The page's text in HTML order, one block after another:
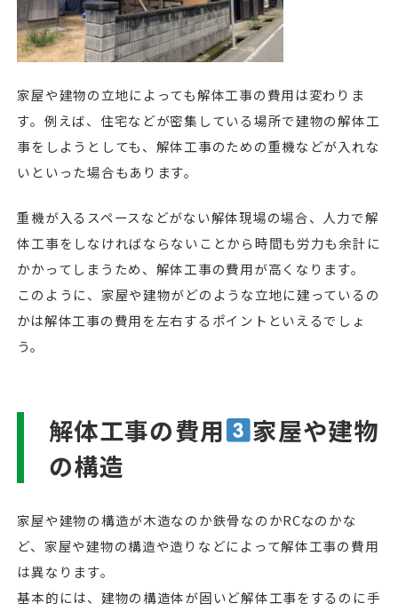
家屋や建物の立地によっても解体工事の費用は変わりま
す。例えば、住宅などが密集している場所で建物の解体工
事をしようとしても、解体工事のための重機などが入れな
いといった場合もあります。
重機が入るスペースなどがない解体現場の場合、人力で解
体工事をしなければならないことから時間も労力も余計に
かかってしまうため、解体工事の費用が高くなります。
このように、家屋や建物がどのような立地に建っているの
かは解体工事の費用を左右するポイントといえるでしょ
う。
解体工事の費用
家屋や建物
の構造
家屋や建物の構造が木造なのか鉄骨なのかRCなのかな
ど、家屋や建物の構造や造りなどによって解体工事の費用
は異なります。
基本的には、建物の構造体が固いど解体工事をするのに手